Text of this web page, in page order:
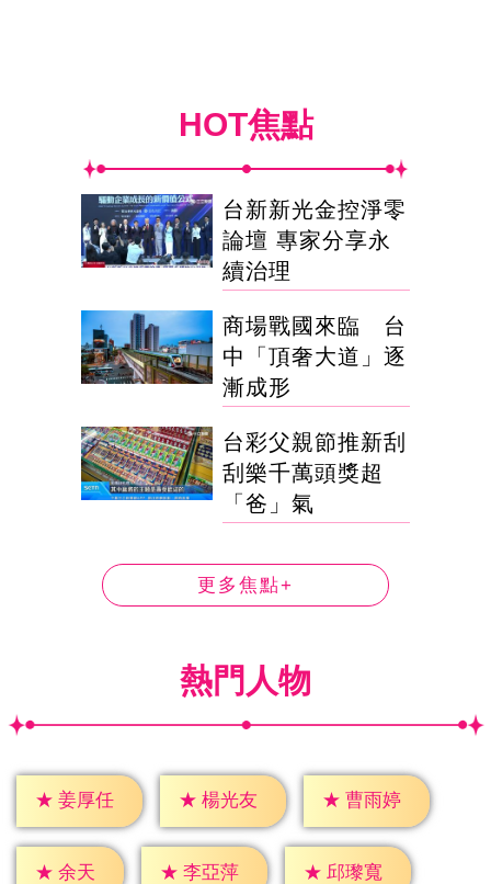
HOT焦點
台新新光金控淨零
論壇 專家分享永
續治理
商場戰國來臨 台
中「頂奢大道」逐
漸成形
台彩父親節推新刮
刮樂千萬頭獎超
「爸」氣
更多焦點+
熱門人物
★ 姜厚任 ★ 楊光友 ★ 曹雨婷
★ 余天 ★ 李亞萍 ★ 邱瓈寬